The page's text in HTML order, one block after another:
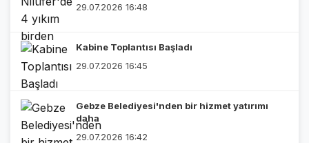
29.07.2026 16:48
Kabine Toplantısı Başladı
29.07.2026 16:45
Gebze Belediyesi'nden bir hizmet yatırımı
daha
29.07.2026 16:42